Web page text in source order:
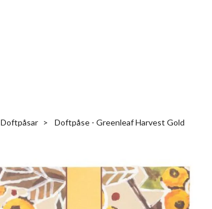
Doftpåsar Doftpåse - Greenleaf Harvest Gold